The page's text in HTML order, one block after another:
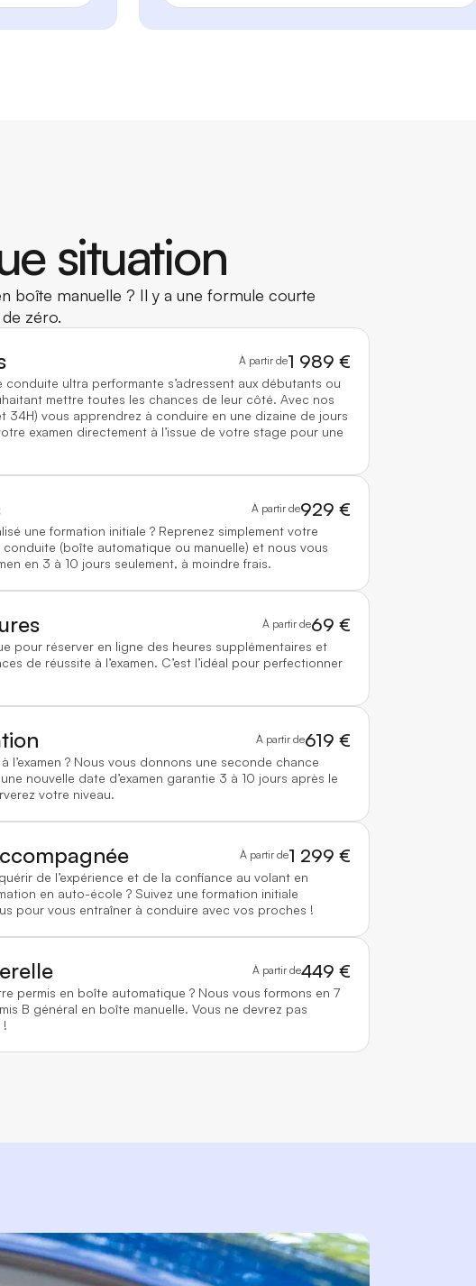
situation
boîte manuelle ? Il y a une formule courte
zéro.
À partir de1 989 €
ultra performante s’adressent aux débutants ou
mettre toutes les chances de leur côté. Avec nos
34H) vous apprendrez à conduire en une dizaine de jours
examen directement à l’issue de votre stage pour une
À partir de929 €
une formation initiale ? Reprenez simplement votre
(boîte automatique ou manuelle) et nous vous
en 3 à 10 jours seulement, à moindre frais.
À partir de69 €
pour réserver en ligne des heures supplémentaires et
de réussite à l’examen. C’est l’idéal pour perfectionner
À partir de619 €
l’examen ? Nous vous donnons une seconde chance
nouvelle date d’examen garantie 3 à 10 jours après le
votre niveau.
À partir de1 299 €
de l’expérience et de la confiance au volant en
en auto-école ? Suivez une formation initiale
pour vous entraîner à conduire avec vos proches !
À partir de449 €
permis en boîte automatique ? Nous vous formons en 7
B général en boîte manuelle. Vous ne devrez pas
!